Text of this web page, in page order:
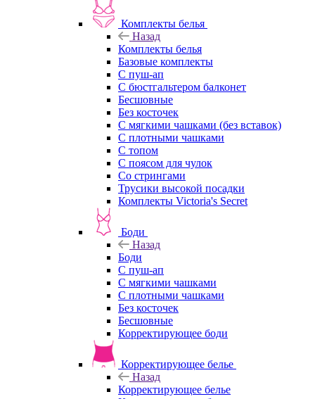
Комплекты белья
Назад
Комплекты белья
Базовые комплекты
С пуш-ап
С бюстгальтером балконет
Бесшовные
Без косточек
С мягкими чашками (без вставок)
С плотными чашками
С топом
С поясом для чулок
Со стрингами
Трусики высокой посадки
Комплекты Victoria's Secret
Боди
Назад
Боди
С пуш-ап
С мягкими чашками
С плотными чашками
Без косточек
Бесшовные
Корректирующее боди
Корректирующее белье
Назад
Корректирующее белье